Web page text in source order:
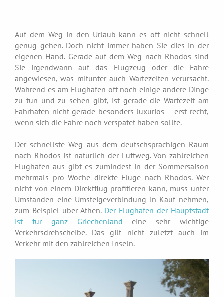
Auf dem Weg in den Urlaub kann es oft nicht schnell
genug gehen. Doch nicht immer haben Sie dies in der
eigenen Hand. Gerade auf dem Weg nach Rhodos sind
Sie irgendwann auf das Flugzeug oder die Fähre
angewiesen, was mitunter auch Wartezeiten verursacht.
Während es am Flughafen oft noch einige andere Dinge
zu tun und zu sehen gibt, ist gerade die Wartezeit am
Fährhafen nicht gerade besonders luxuriös – erst recht,
wenn sich die Fähre noch verspätet haben sollte.
Der schnellste Weg aus dem deutschsprachigen Raum
nach Rhodos ist natürlich der Luftweg. Von zahlreichen
Flughäfen aus gibt es zumindest in der Sommersaison
mehrmals pro Woche direkte Flüge nach Rhodos. Wer
nicht von einem Direktflug profitieren kann, muss unter
Umständen eine Umsteigeverbindung in Kauf nehmen,
zum Beispiel über Athen. Der Flughafen der Hauptstadt
ist für ganz Griechenland eine sehr wichtige
Verkehrsdrehscheibe. Das gilt nicht zuletzt auch im
Verkehr mit den zahlreichen Inseln.